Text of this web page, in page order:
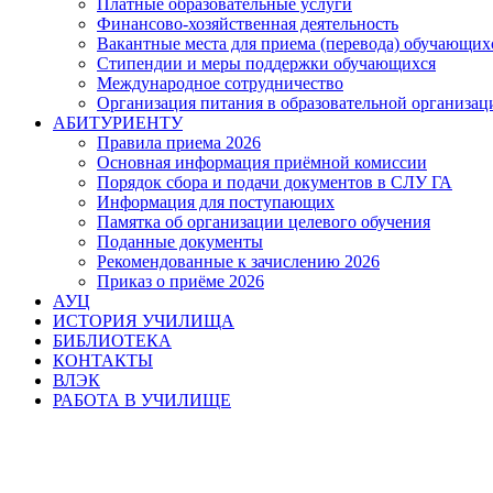
Финансово-хозяйственная деятельность
Вакантные места для приема (перевода)
Стипендии и меры поддержки обучающихся
Международное сотрудничество
Организация питания в образовательной
АБИТУРИЕНТУ
Правила приема 2026
Основная информация приёмной комиссии
Порядок сбора и подачи документов в СЛУ ГА
Информация для поступающих
Памятка об организации целевого обучения
Поданные документы
Рекомендованные к зачислению 2026
Приказ о приёме 2026
АУЦ
ИСТОРИЯ УЧИЛИЩА
БИБЛИОТЕКА
КОНТАКТЫ
ВЛЭК
РАБОТА В УЧИЛИЩЕ